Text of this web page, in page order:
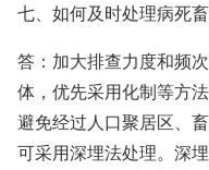
七、如何及时处理病死
答：加大排查力度和频
体，优先采用化制等方
避免经过人口聚居区、
可采用深埋法处理。深